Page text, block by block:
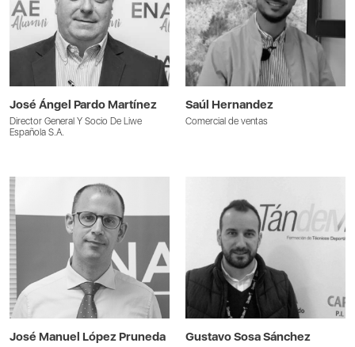
José Ángel Pardo Martínez
Director General Y Socio De Liwe
Española S.A.
Saúl Hernandez
Comercial de ventas
José Manuel López Pruneda Gustavo Sosa Sánchez